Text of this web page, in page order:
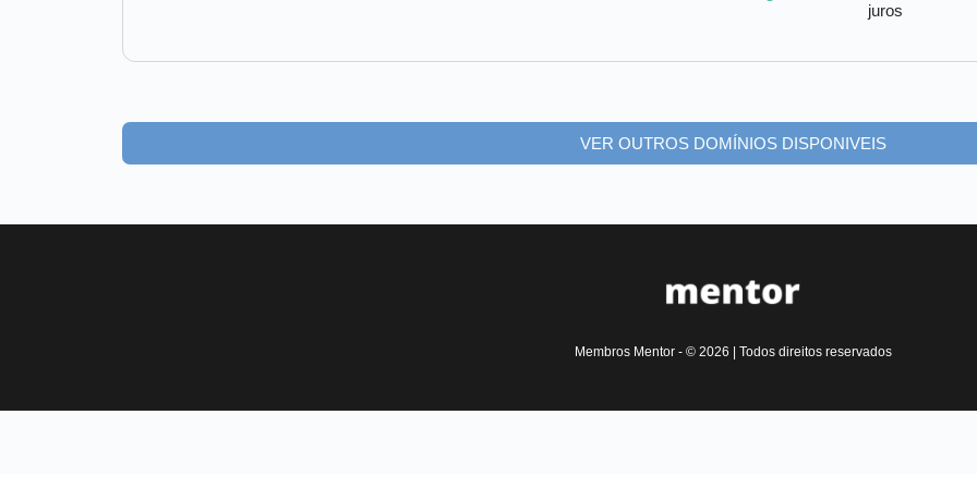
juros
VER OUTROS DOMÍNIOS DISPONIVEIS
Membros Mentor - © 2026 | Todos direitos reservados